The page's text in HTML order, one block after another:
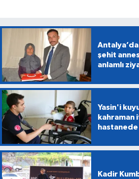
Antalya’da
şehit
anlamlı
Yasin'i
kahraman
Kadir